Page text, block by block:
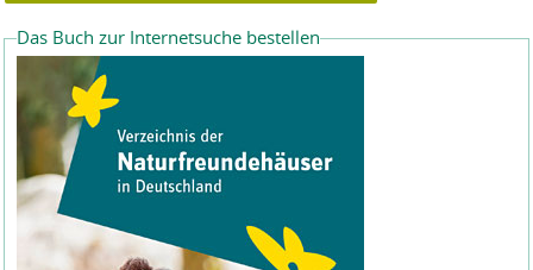
Das Buch zur Internetsuche bestellen